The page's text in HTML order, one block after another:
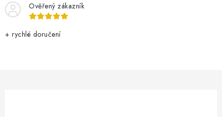
Ověřený zákazník
+ rychlé doručení